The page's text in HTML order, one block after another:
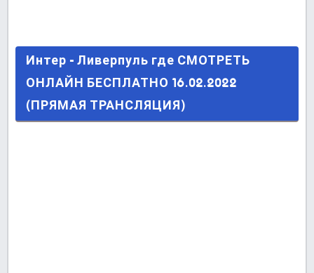
Интер - Ливерпуль где СМОТРЕТЬ ОНЛАЙН
БЕСПЛАТНО 16.02.2022 (ПРЯМАЯ
ТРАНСЛЯЦИЯ)
Последние сообщения
Интер - Ливерпуль где СМОТРЕТЬ
ОНЛАЙН БЕСПЛАТНО 16.02.2022
(ПРЯМАЯ ТРАНСЛЯЦИЯ)